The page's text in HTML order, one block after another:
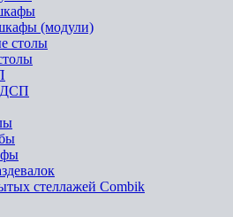
(модули)
столы
ДСП
стеллажей Combik